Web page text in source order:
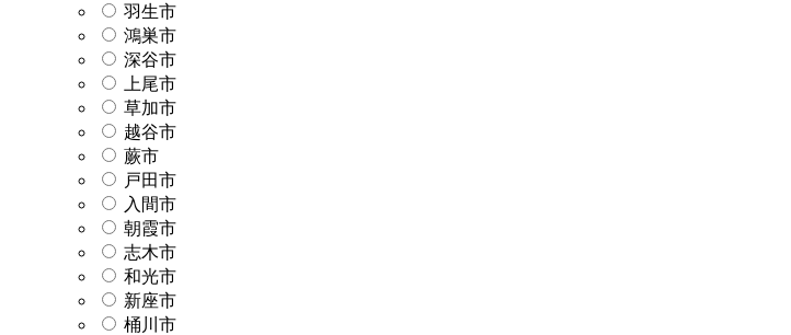
羽生市
鴻巣市
深谷市
上尾市
草加市
越谷市
蕨市
戸田市
入間市
朝霞市
志木市
和光市
新座市
桶川市